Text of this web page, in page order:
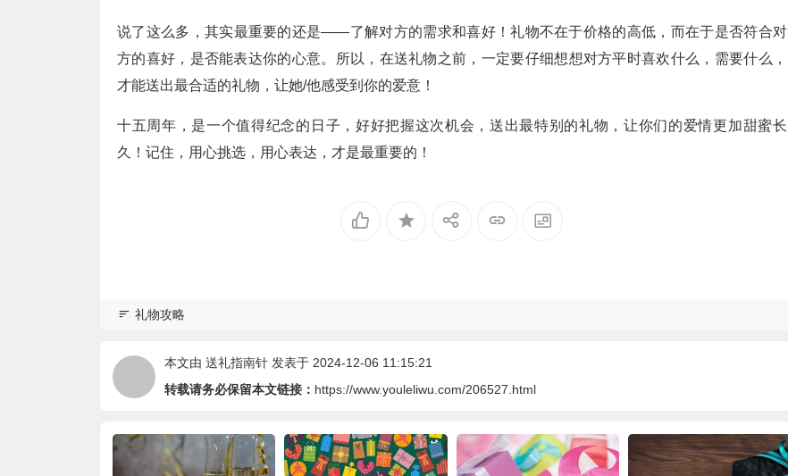
说了这么多，其实最重要的还是——了解对方的需求和喜好！礼物不在于价格的高低，而在于是否符合对
方的喜好，是否能表达你的心意。所以，在送礼物之前，一定要仔细想想对方平时喜欢什么，需要什么，
才能送出最合适的礼物，让她/他感受到你的爱意！
十五周年，是一个值得纪念的日子，好好把握这次机会，送出最特别的礼物，让你们的爱情更加甜蜜长
久！记住，用心挑选，用心表达，才是最重要的！
礼物攻略
本文由 送礼指南针 发表于 2024-12-06 11:15:21
转载请务必保留本文链接： https://www.youleliwu.com/206527.html